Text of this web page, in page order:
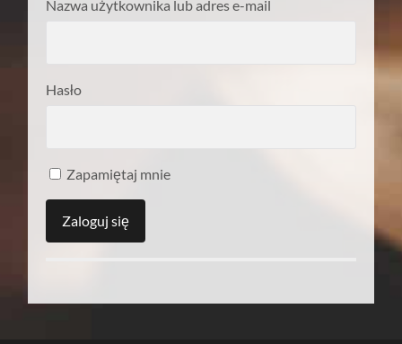
Nazwa użytkownika lub adres e-mail
Hasło
Zapamiętaj mnie